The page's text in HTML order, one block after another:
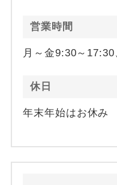
営業時間
月～金9:30～
休日
年末年始はお休み